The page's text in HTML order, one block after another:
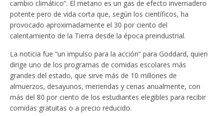
cambio climático”. El metano es un gas de efecto invernadero
potente pero de vida corta que, según los científicos, ha
provocado aproximadamente el 30 por ciento del
calentamiento de la Tierra desde la época preindustrial.
La noticia fue “un impulso para la acción” para Goddard, quien
dirige uno de los programas de comidas escolares más
grandes del estado, que sirve más de 10 millones de
almuerzos, desayunos, meriendas y cenas anualmente, con
más del 80 por ciento de los estudiantes elegibles para recibir
comidas gratuitas o a precio reducido.